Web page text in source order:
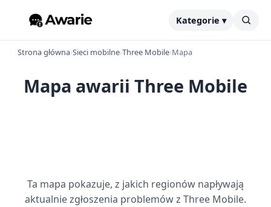
Kategorie ▾
Strona główna›Sieci mobilne›Three Mobile›Mapa
Mapa awarii Three Mobile
Ta mapa pokazuje, z jakich regionów napływają
aktualnie zgłoszenia problemów z Three Mobile.